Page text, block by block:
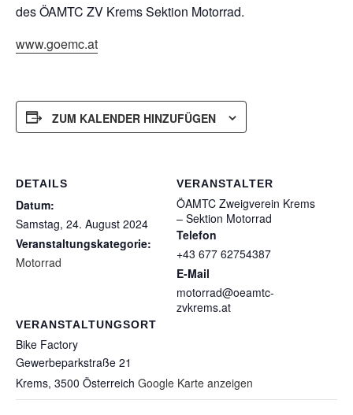
des ÖAMTC ZV Krems Sektion Motorrad.
www.goemc.at
ZUM KALENDER HINZUFÜGEN
DETAILS
Datum:
Samstag, 24. August 2024
Veranstaltungskategorie:
Motorrad
VERANSTALTUNGSORT
Bike Factory
Gewerbeparkstraße 21
Krems, 3500 Österreich Google Karte anzeigen
VERANSTALTER
ÖAMTC Zweigverein Krems
– Sektion Motorrad
Telefon
+43 677 62754387
E-Mail
motorrad@oeamtc-
zvkrems.at